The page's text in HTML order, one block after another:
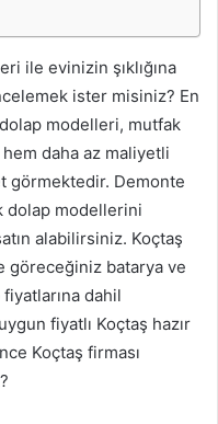
ile evinizin şıklığına
ister misiniz? En
modelleri, mutfak
daha az maliyetli
görmektedir. Demonte
dolap modellerini
alabilirsiniz. Koçtaş
göreceğiniz batarya ve
dahil
fiyatlı Koçtaş hazır
Koçtaş firması